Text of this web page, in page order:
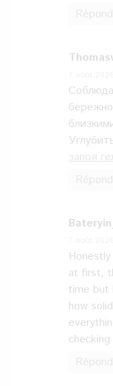
запоя
at first,
time but
how